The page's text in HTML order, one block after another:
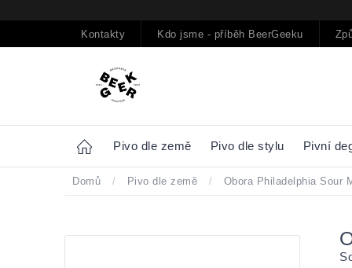
na
Kontakty Kdo jsme - příběh BeerGeeku
Home Pivo dle země Pivo dle stylu Pivní
Domů / Pivo dle země / Obora Philadelphia Sour